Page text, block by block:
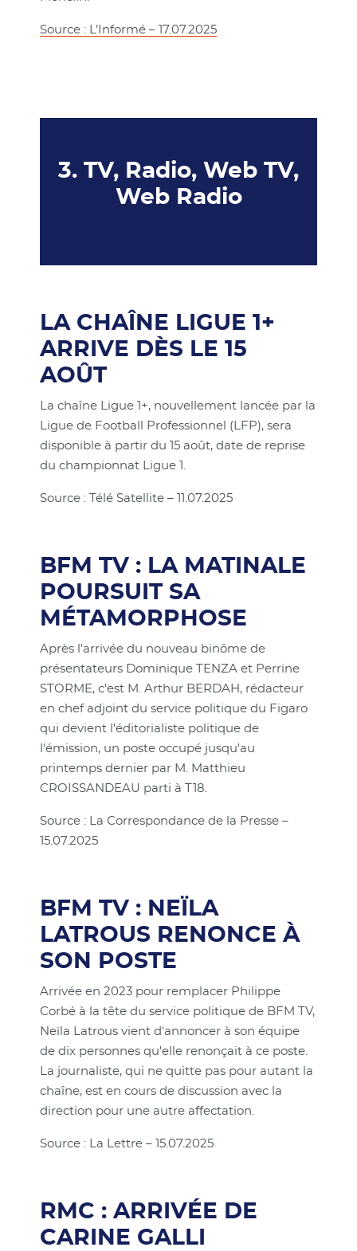
Source : L’Informé – 17.07.2025
3. TV, Radio, Web TV,
Web Radio
LA CHAÎNE LIGUE 1+
ARRIVE DÈS LE 15
AOÛT
La chaîne Ligue 1+, nouvellement lancée par la
Ligue de Football Professionnel (LFP), sera
disponible à partir du 15 août, date de reprise
du championnat Ligue 1.
Source : Télé Satellite – 11.07.2025
BFM TV : LA MATINALE
POURSUIT SA
MÉTAMORPHOSE
Après l'arrivée du nouveau binôme de
présentateurs Dominique TENZA et Perrine
STORME, c'est M. Arthur BERDAH, rédacteur
en chef adjoint du service politique du Figaro
qui devient l'éditorialiste politique de
l'émission, un poste occupé jusqu'au
printemps dernier par M. Matthieu
CROISSANDEAU parti à T18.
Source : La Correspondance de la Presse –
15.07.2025
BFM TV : NEÏLA
LATROUS RENONCE À
SON POSTE
Arrivée en 2023 pour remplacer Philippe
Corbé à la tête du service politique de BFM TV,
Neïla Latrous vient d'annoncer à son équipe
de dix personnes qu'elle renonçait à ce poste.
La journaliste, qui ne quitte pas pour autant la
chaîne, est en cours de discussion avec la
direction pour une autre affectation.
Source : La Lettre – 15.07.2025
RMC : ARRIVÉE DE
CARINE GALLI